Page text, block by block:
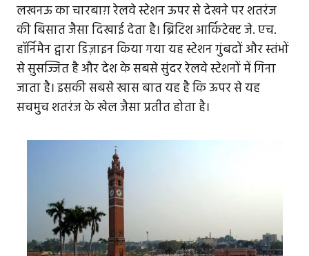
लखनऊ का चारबाग़ रेलवे स्टेशन ऊपर से देखने पर शतरंज
की बिसात जैसा दिखाई देता है। ब्रिटिश आर्किटेक्ट जे. एच.
हॉर्निमैन द्वारा डिज़ाइन किया गया यह स्टेशन गुंबदों और स्तंभों
से सुसज्जित है और देश के सबसे सुंदर रेलवे स्टेशनों में गिना
जाता है। इसकी सबसे खास बात यह है कि ऊपर से यह
सचमुच शतरंज के खेल जैसा प्रतीत होता है।